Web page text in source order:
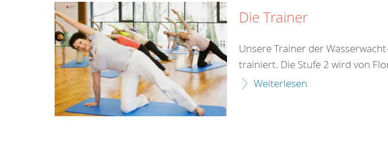
Die Trainer
Unsere Trainer der
trainiert. Die Stufe 2 wird von
Weiterlesen